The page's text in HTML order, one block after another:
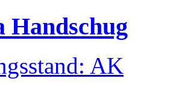
Handschug
AK